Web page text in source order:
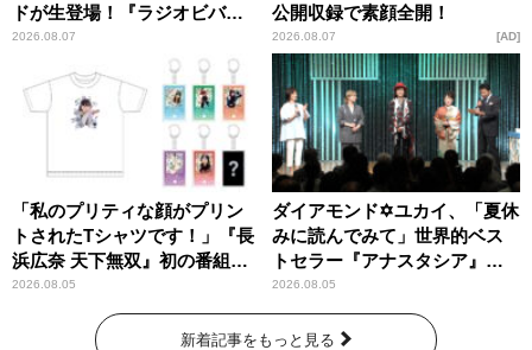
ドが生登場！『ラジオビバリ
ー昼ズ』
2026.08.07
公開収録で素顔全開！
2026.08.07 AD
「私のプリティな顔がプリン
トされたTシャツです！」『長
浜広奈 天下無双』初の番組グ
ッズ発売
2026.08.05
ダイアモンド✡ユカイ、「夏休
みに読んでみて」世界的ベス
トセラー『アナスタシア』を
紹介
2026.08.05
新着記事をもっと見る